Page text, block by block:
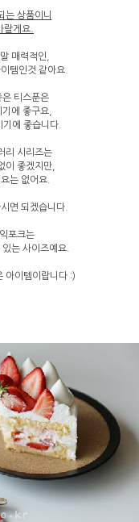
는 상품이니
랄게요.
매력적인,
템인것 같아요.
은 티스푼은
에 좋구요,
에 좋습니다.
리 시리즈는
이 좋겠지만,
는 없어요.
면 되겠습니다.
포크는
는 사이즈예요.
아이템이랍니다 :)